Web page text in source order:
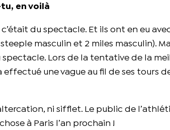
en voilà
du spectacle. Et ils ont en eu
masculin et 2 miles masculin).
Lors de la tentative de la
effectué une vague au fil de ses tours
ni sifflet. Le public de
à Paris l’an prochain !